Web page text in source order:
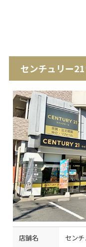
センチュリー
店舗名 セン